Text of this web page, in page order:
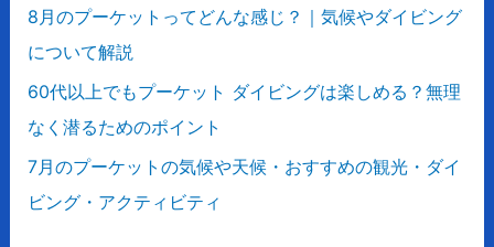
8月のプーケットってどんな感じ？｜気候やダイビング
について解説
60代以上でもプーケット ダイビングは楽しめる？無理
なく潜るためのポイント
7月のプーケットの気候や天候・おすすめの観光・ダイ
ビング・アクティビティ